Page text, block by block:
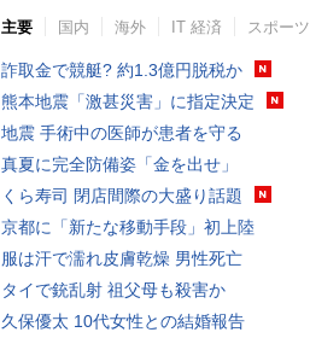
主要 国内 海外 IT 経済 スポーツ
詐取金で競艇? 約1.3億円脱税か
熊本地震「激甚災害」に指定決定
地震 手術中の医師が患者を守る
真夏に完全防備姿「金を出せ」
くら寿司 閉店間際の大盛り話題
京都に「新たな移動手段」初上陸
服は汗で濡れ皮膚乾燥 男性死亡
タイで銃乱射 祖父母も殺害か
久保優太 10代女性との結婚報告